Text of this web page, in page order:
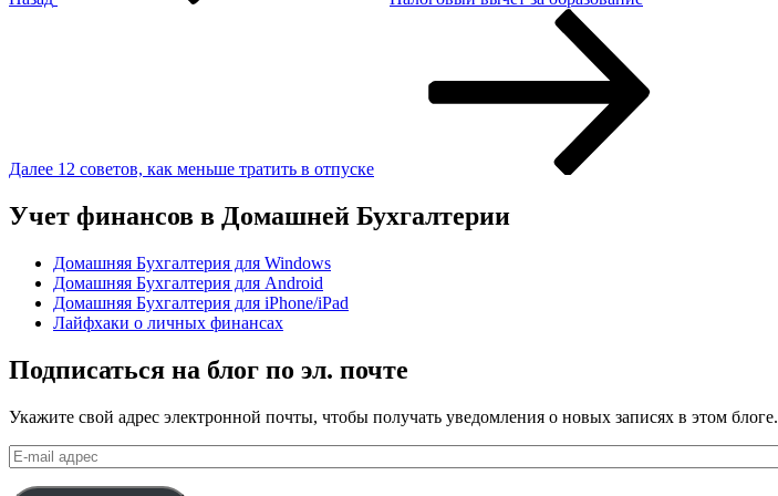
Далее 12 советов, как меньше тратить в отпуске
Учет финансов в Домашней Бухгалтерии
Домашняя Бухгалтерия для Windows
Домашняя Бухгалтерия для Android
Домашняя Бухгалтерия для iPhone/iPad
Лайфхаки о личных финансах
Подписаться на блог по эл. почте
Укажите свой адрес электронной почты, чтобы получать уведомления о новых записях в этом блоге.
E-
mail